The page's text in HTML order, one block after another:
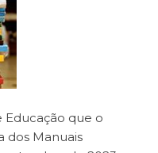
Educação que o
dos Manuais